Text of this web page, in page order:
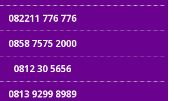
082211 776 776
0858 7575 2000
0812 30 5656
0813 9299 8989